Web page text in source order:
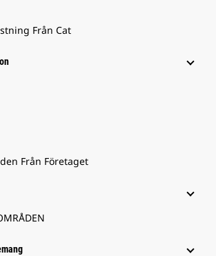
Från Cat
Från Företaget